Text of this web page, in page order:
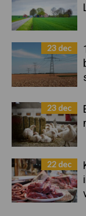
23 dec
23 dec
22 dec